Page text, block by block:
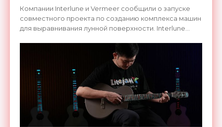
Компании Interlune и Vermeer сообщили о запуске
совместного проекта по созданию комплекса машин
для выравнивания лунной поверхности. Interlune